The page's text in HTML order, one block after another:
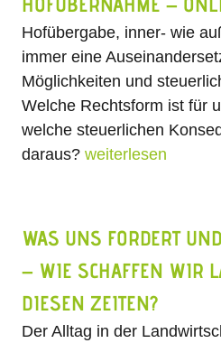
Hofübergabe, inner- wie
immer eine
Möglichkeiten und
Welche Rechtsform ist für
welche steuerlichen
daraus?weiterlesen
WAS UNS FORDERT
– WIE SCHAFFEN WIR
DIESEN ZEITEN?
Der Alltag in der